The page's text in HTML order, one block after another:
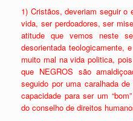
1) Cristãos, deveriam seguir o
vida, ser perdoadores, ser
atitude que vemos neste
desorientada teologicamente,
muito mal na vida politica,
que NEGROS são
seguido por uma caralhada
capacidade para ser um
do conselho de direitos